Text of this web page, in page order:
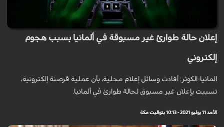
إعلان حالة طوارئ غير مسبوقة في ألمانيا بسبب هجوم
إلكتروني
المانيا-الكوثر: أفادت وسائل إعلام محلية، بأن عملية قرصنة إلكترونية،
تسببت بإعلان غير مسبوق لحالة طوارئ في ألمانيا.
الأحد 11 يوليو 2021 - 10:13 بتوقيت مكة